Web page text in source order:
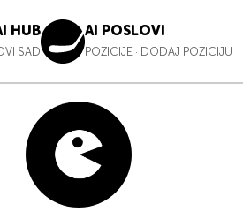
HUB
SAD
AI POSLOVI
POZICIJE · DODAJ POZICIJU